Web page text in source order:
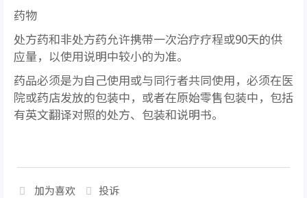
药物
处方药和非处方药允许携带一次治疗疗程或90天的供
应量，以使用说明中较小的为准。
药品必须是为自己使用或与同行者共同使用，必须在医
院或药店发放的包装中，或者在原始零售包装中，包括
有英文翻译对照的处方、包装和说明书。
加为喜欢 投诉